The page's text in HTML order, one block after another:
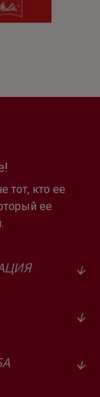
karstā ūdens
zaļajai,
sistēmas
mazāk laika
тот, кто ее
ее